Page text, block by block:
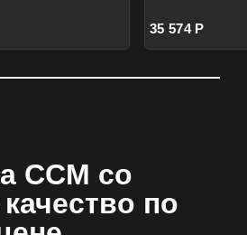
35 574 Р
CCM со
по